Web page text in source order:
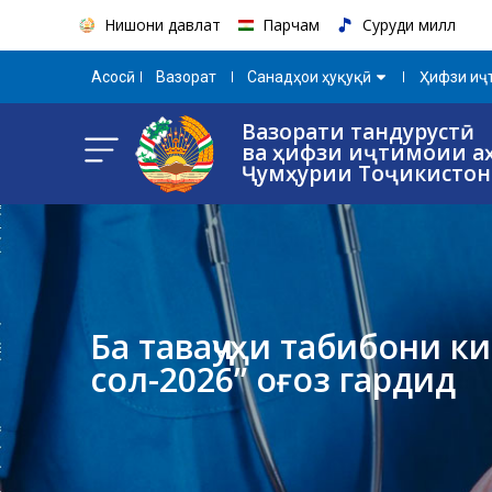
Нишони давлатӣ Парчам Суруди миллӣ
Aсосӣ Вазорат Санадҳои ҳуқуқӣ Ҳифзи
Вазорати тандурустӣ
ва ҳифзи иҷтимоии
Ҷумҳурии Тоҷикистон
Ба таваҷҷуҳи табибони
сол-2026” оғоз гардид